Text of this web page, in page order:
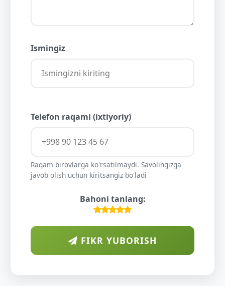
Ismingiz
Telefon raqami (ixtiyoriy)
Raqam birovlarga ko'rsatilmaydi. Savolingizga
javob olish uchun kiritsangiz bo'ladi
Bahoni tanlang:
FIKR YUBORISH